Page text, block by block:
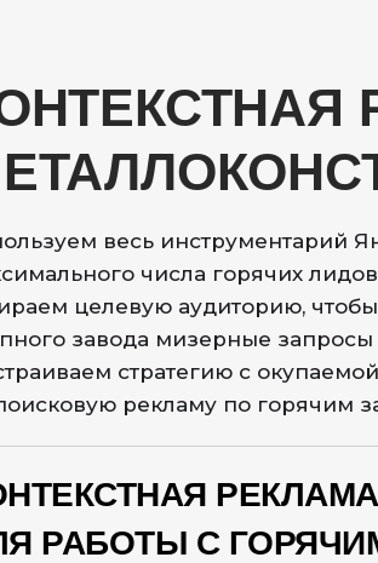
РАБОТЫ С
весь инструментарий
числа горячих
целевую аудиторию,
завода мизерные
стратегию с
рекламу по горячим